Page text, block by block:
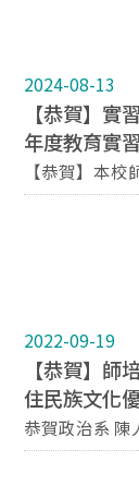
2024-08-13
【恭賀】實
年度教育實
【恭賀】本
112學年度實習
學年度實習學
2022-09-19
【恭賀】師
住民族文化
恭賀政治系 陳人鶴、
族文化優良教案甄選特優 獲獎